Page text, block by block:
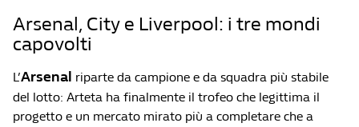
Arsenal, City e Liverpool: i tre mondi
capovolti
L’Arsenal riparte da campione e da squadra più stabile
del lotto: Arteta ha finalmente il trofeo che legittima il
progetto e un mercato mirato più a completare che a